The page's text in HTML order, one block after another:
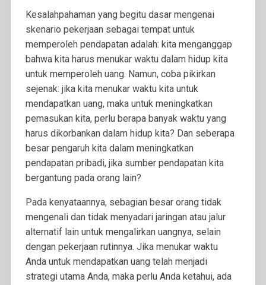
Kesalahpahaman yang begitu dasar mengenai
skenario pekerjaan sebagai tempat untuk
memperoleh pendapatan adalah: kita menganggap
bahwa kita harus menukar waktu dalam hidup kita
untuk memperoleh uang. Namun, coba pikirkan
sejenak: jika kita menukar waktu kita untuk
mendapatkan uang, maka untuk meningkatkan
pemasukan kita, perlu berapa banyak waktu yang
harus dikorbankan dalam hidup kita? Dan seberapa
besar pengaruh kita dalam meningkatkan
pendapatan pribadi, jika sumber pendapatan kita
bergantung pada orang lain?
Pada kenyataannya, sebagian besar orang tidak
mengenali dan tidak menyadari jaringan atau jalur
alternatif lain untuk mengalirkan uangnya, selain
dengan pekerjaan rutinnya. Jika menukar waktu
Anda untuk mendapatkan uang telah menjadi
strategi utama Anda, maka perlu Anda ketahui, ada